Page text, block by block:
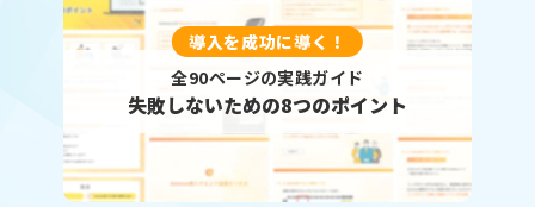
導入を成功に導く！
全90ページの実践ガイド
失敗しないための8つのポイント